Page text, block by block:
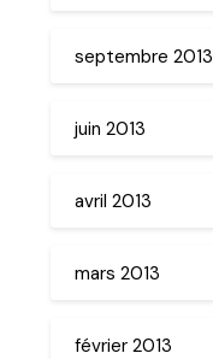
septembre 2013
juin 2013
avril 2013
mars 2013
février 2013